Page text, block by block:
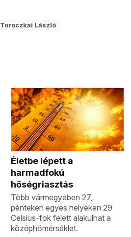
Toroczkai László
Életbe lépett a
harmadfokú
hőségriasztás
Több vármegyében 27,
pénteken egyes helyeken 29
Celsius-fok felett alakulhat a
középhőmérséklet.